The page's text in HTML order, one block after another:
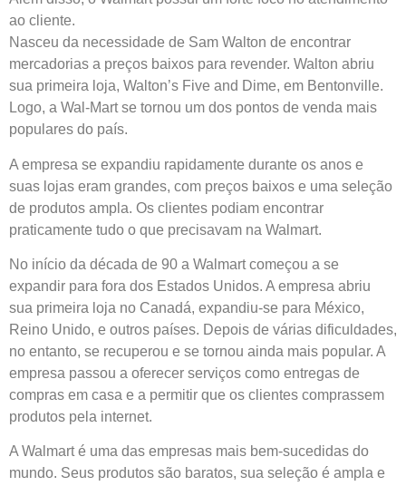
ao cliente.
Nasceu da necessidade de Sam Walton de encontrar
mercadorias a preços baixos para revender. Walton abriu
sua primeira loja, Walton’s Five and Dime, em Bentonville.
Logo, a Wal-Mart se tornou um dos pontos de venda mais
populares do país.
A empresa se expandiu rapidamente durante os anos e
suas lojas eram grandes, com preços baixos e uma seleção
de produtos ampla. Os clientes podiam encontrar
praticamente tudo o que precisavam na Walmart.
No início da década de 90 a Walmart começou a se
expandir para fora dos Estados Unidos. A empresa abriu
sua primeira loja no Canadá, expandiu-se para México,
Reino Unido, e outros países. Depois de várias dificuldades,
no entanto, se recuperou e se tornou ainda mais popular. A
empresa passou a oferecer serviços como entregas de
compras em casa e a permitir que os clientes comprassem
produtos pela internet.
A Walmart é uma das empresas mais bem-sucedidas do
mundo. Seus produtos são baratos, sua seleção é ampla e